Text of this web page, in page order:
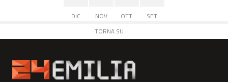
DIC NOV OTT
SET
TORNA SU